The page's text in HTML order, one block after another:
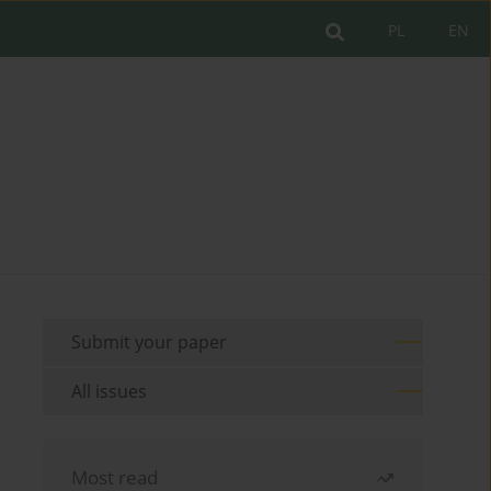
EN
PL
Submit your paper
All issues
Most read